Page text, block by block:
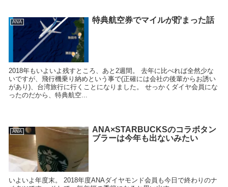
ANA 特典航空券でマイルが貯まった話
2018年もいよいよ残すところ、あと2週間。 去年に比べれば全然少な
いですが、飛行機乗り納めという事で(正確には会社の後輩からお誘い
があり)、台湾旅行に行くことになりました。 せっかくダイヤ会員にな
ったのだから、特典航空...
ANA
ANA×STARBUCKSのコラボタン
ブラーは今年も出ないみたい
いよいよ年度末。 2018年度ANAダイヤモンド会員も今日で終わりのナ